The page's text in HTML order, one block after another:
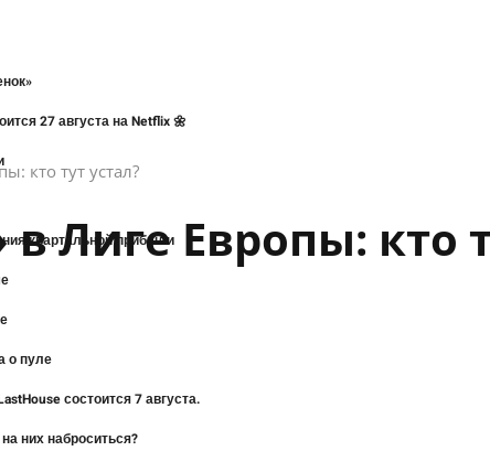
27 августа на Netflix 🌼
квартальной прибыли
о пуле
состоится 7 августа.
них наброситься?
кто тут устал?
Лиге Европы: кто